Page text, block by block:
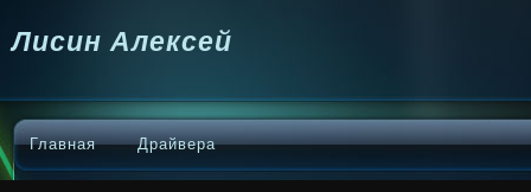
Лисин Алексей
Главная Драйвера